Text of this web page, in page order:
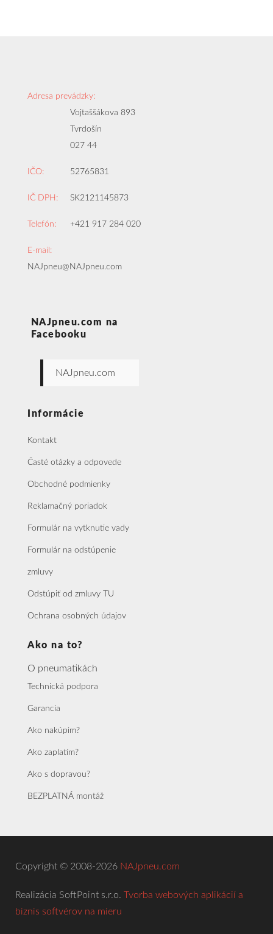
Adresa prevádzky:
Vojtaššákova 893
Tvrdošín
027 44
IČO: 52765831
IČ DPH: SK2121145873
Telefón: +421 917 284 020
E-mail:
NAJpneu@NAJpneu.com
NAJpneu.com na
Facebooku
NAJpneu.com
Informácie
Kontakt
Časté otázky a odpovede
Obchodné podmienky
Reklamačný poriadok
Formulár na vytknutie vady
Formulár na odstúpenie
zmluvy
Odstúpiť od zmluvy TU
Ochrana osobných údajov
Ako na to?
O pneumatikách
Technická podpora
Garancia
Ako nakúpim?
Ako zaplatím?
Ako s dopravou?
BEZPLATNÁ montáž
Copyright © 2008-2026 NAJpneu.com
Realizácia SoftPoint s.r.o. Tvorba webových aplikácií a
biznis softvérov na mieru